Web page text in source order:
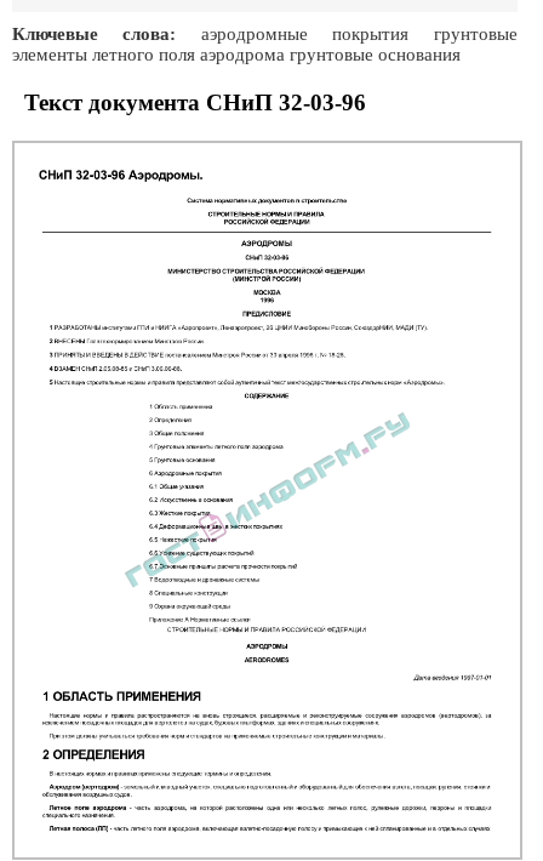
Ключевые слова: аэродромные покрытия грунтовые
элементы летного поля аэродрома грунтовые основания
Текст документа СНиП 32-03-96